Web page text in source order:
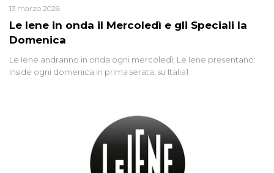
Le Iene in onda il Mercoledì e gli Speciali la
Domenica
13 marzo 2026
Le Iene andranno in onda ogni mercoledì; Le Iene presentano:
Inside ogni domenica in prima serata, su Italia1